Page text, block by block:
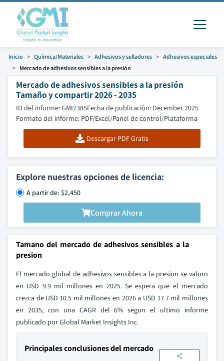
Inicio Química/Materiales Adhesivos y selladores
Adhesivos especiales
Mercado de adhesivos sensibles a la presión
Mercado de adhesivos sensibles a la presión
Tamaño y compartir 2026 - 2035
ID del informe: GMI2385Fecha de publicación: December 2025
Formato del informe: PDF/Excel/Panel de control/Plataforma
Descargar PDF Gratis
Explore nuestras opciones de licencia:
A partir de: $2,450
Comprar Ahora
Tamano del mercado de adhesivos sensibles a la
presion
El mercado global de adhesivos sensibles a la presion se valoro
en USD 9.9 mil millones en 2025. Se espera que el mercado
crezca de USD 10.5 mil millones en 2026 a USD 17.7 mil millones
en 2035, con una CAGR del 6% segun el ultimo informe
publicado por Global Market Insights Inc.
Principales conclusiones del mercado